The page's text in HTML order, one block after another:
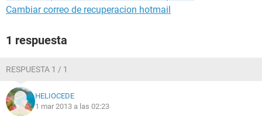
Cambiar correo de recuperacion hotmail
1 respuesta
RESPUESTA 1 / 1
HELIOCEDE
1 mar 2013 a las 02:23